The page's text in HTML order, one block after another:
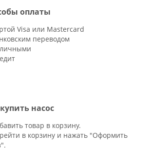
оплаты
Visa или Mastercard
переводом
насос
товар в корзину.
в корзину и нажать "Оформить